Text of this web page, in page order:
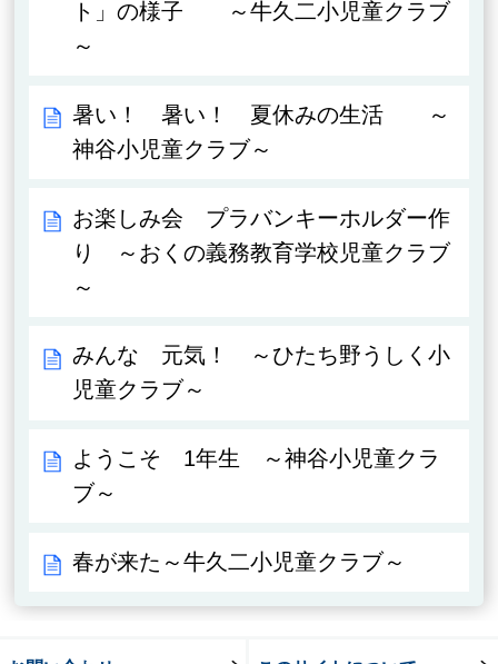
ト」の様子 ～牛久二小児童クラブ
～
暑い！ 暑い！ 夏休みの生活 ～
神谷小児童クラブ～
お楽しみ会 プラバンキーホルダー作
り ～おくの義務教育学校児童クラブ
～
みんな 元気！ ～ひたち野うしく小
児童クラブ～
ようこそ 1年生 ～神谷小児童クラ
ブ～
春が来た～牛久二小児童クラブ～